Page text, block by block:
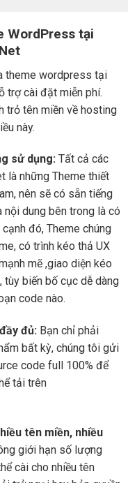
WordPress tại
theme wordpress tại
trợ cài đặt miễn phí.
trỏ tên miền về hosting
này.
sử dụng: Tất cả các
là những Theme thiết
nên sẽ có sẵn tiếng
dung bên trong là có
đó, Theme chúng
có trình kéo thả UX
mẽ ,giao diện kéo
tùy biến bố cục dễ dàng
code nào.
đủ: Bạn chỉ phải
bất kỳ, chúng tôi gửi
code full 100% để
tải trên
tên miền, nhiều
giới hạn số lượng
cài cho nhiều tên